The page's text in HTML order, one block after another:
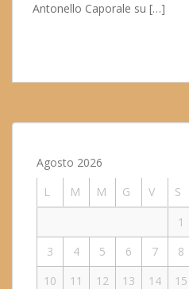
Antonello Caporale su […]
Agosto 2026
L
M M G V S
1
3
4 5 6 7 8
10
11 12 13 14 15